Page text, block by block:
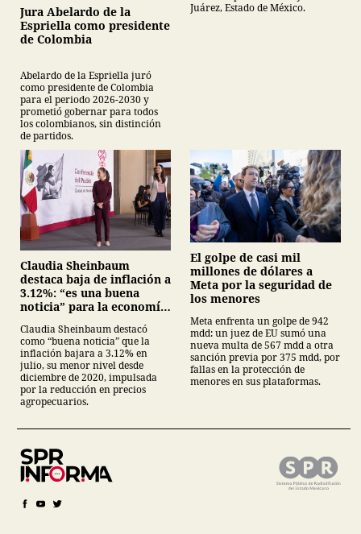
Jura Abelardo de la
Espriella como presidente
de Colombia
Abelardo de la Espriella juró
como presidente de Colombia
para el periodo 2026-2030 y
prometió gobernar para todos
los colombianos, sin distinción
de partidos.
Juárez, Estado de México.
Claudia Sheinbaum
destaca baja de inflación a
3.12%: “es una buena
noticia” para la economía
Claudia Sheinbaum destacó
como “buena noticia” que la
inflación bajara a 3.12% en
julio, su menor nivel desde
diciembre de 2020, impulsada
por la reducción en precios
agropecuarios.
El golpe de casi mil
millones de dólares a
Meta por la seguridad de
los menores
Meta enfrenta un golpe de 942
mdd: un juez de EU sumó una
nueva multa de 567 mdd a otra
sanción previa por 375 mdd, por
fallas en la protección de
menores en sus plataformas.